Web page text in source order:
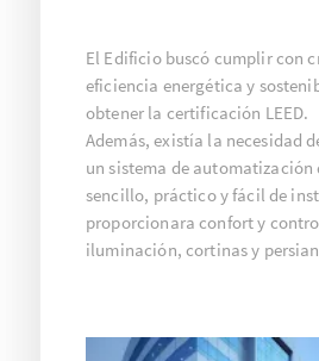
El Edificio buscó cumplir con
eficiencia energética y
obtener la certificación LEED.
Además, existía la necesidad
un sistema de automatización
sencillo, práctico y fácil de
proporcionara confort y
iluminación, cortinas y